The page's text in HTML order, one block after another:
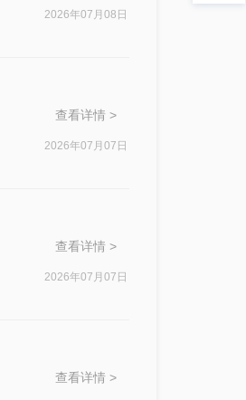
2026年07月08日
查看详情 >
2026年07月07日
查看详情 >
2026年07月07日
查看详情 >